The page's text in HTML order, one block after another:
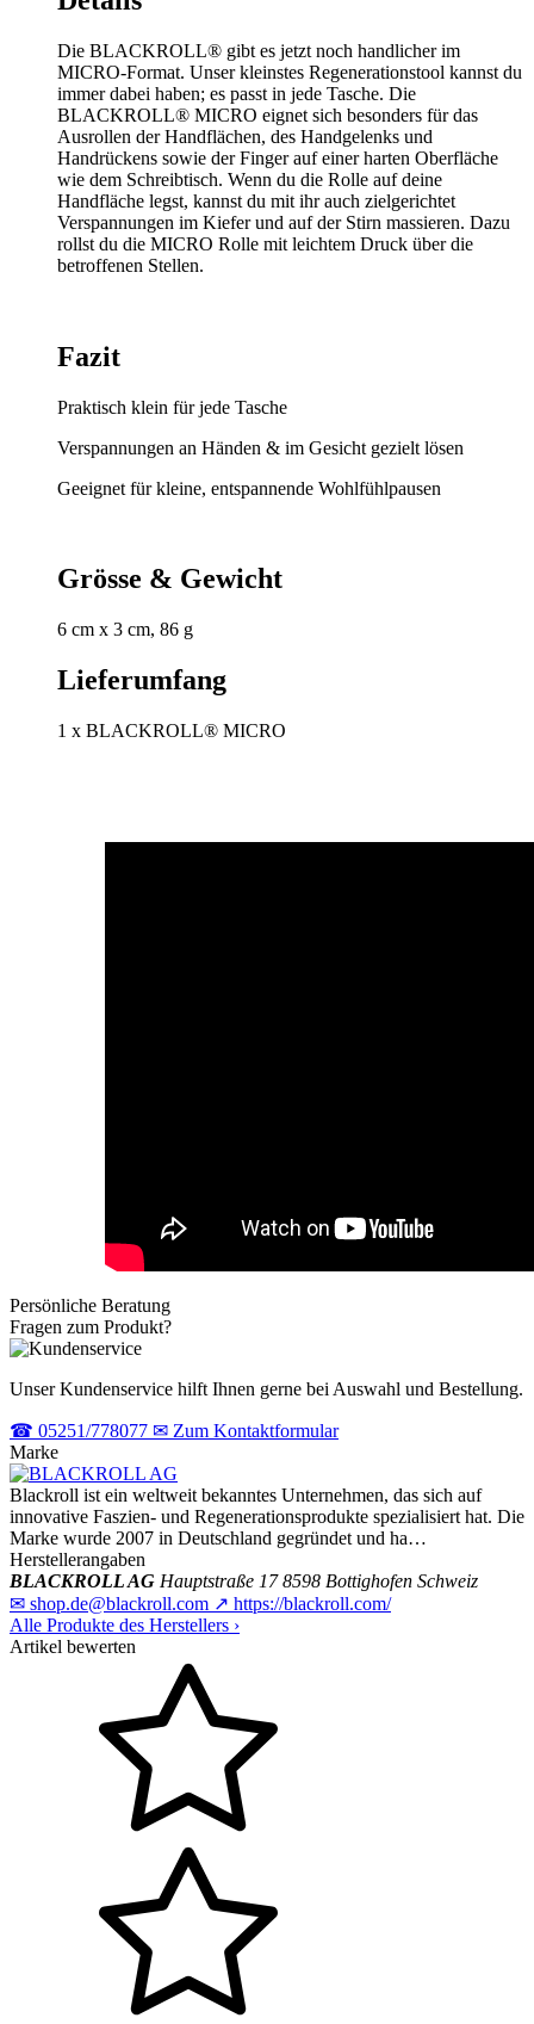
Die BLACKROLL® gibt es jetzt noch handlicher im
MICRO-Format. Unser kleinstes Regenerationstool kannst du
immer dabei haben; es passt in jede Tasche. Die
BLACKROLL® MICRO eignet sich besonders für das
Ausrollen der Handflächen, des Handgelenks und
Handrückens sowie der Finger auf einer harten Oberfläche
wie dem Schreibtisch. Wenn du die Rolle auf deine
Handfläche legst, kannst du mit ihr auch zielgerichtet
Verspannungen im Kiefer und auf der Stirn massieren. Dazu
rollst du die MICRO Rolle mit leichtem Druck über die
betroffenen Stellen.
Fazit
Praktisch klein für jede Tasche
Verspannungen an Händen & im Gesicht gezielt lösen
Geeignet für kleine, entspannende Wohlfühlpausen
Grösse & Gewicht
6 cm x 3 cm, 86 g
Lieferumfang
1 x BLACKROLL® MICRO
Persönliche Beratung
Fragen zum Produkt?
Unser Kundenservice hilft Ihnen gerne bei Auswahl und Bestellung.
☎ 05251/778077 ✉ Zum Kontaktformular
Marke
Blackroll ist ein weltweit bekanntes Unternehmen, das sich auf
innovative Faszien- und Regenerationsprodukte spezialisiert hat. Die
Marke wurde 2007 in Deutschland gegründet und ha…
Herstellerangaben
BLACKROLL AG Hauptstraße 17 8598 Bottighofen Schweiz
✉ shop.de@blackroll.com ↗ https://blackroll.com/
Alle Produkte des Herstellers ›
Artikel bewerten